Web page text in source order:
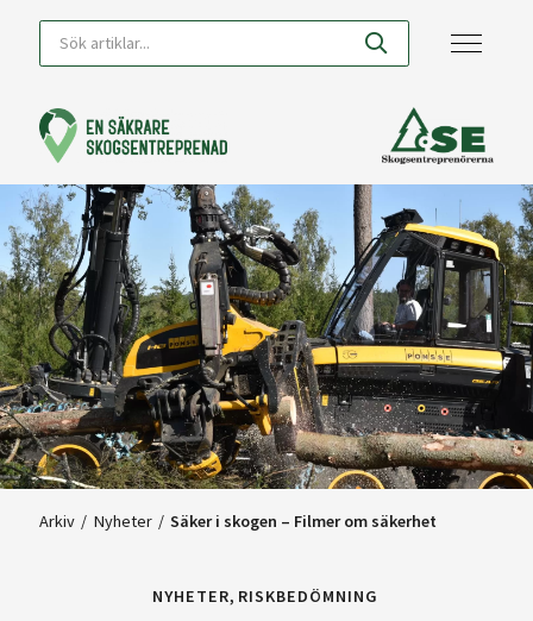
Arkiv / Nyheter / Säker i skogen – Filmer om säkerhet
NYHETER RISKBEDÖMNING